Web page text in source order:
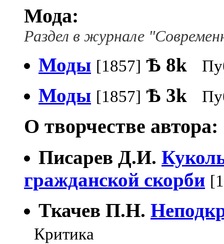
Мода:
Раздел в журнале
Моды [1857] Ѣ 8k
Моды [1857] Ѣ 3k
О творчестве автора:
Писарев Д.И.
гражданской скорби
Ткачев П.Н.
Критика